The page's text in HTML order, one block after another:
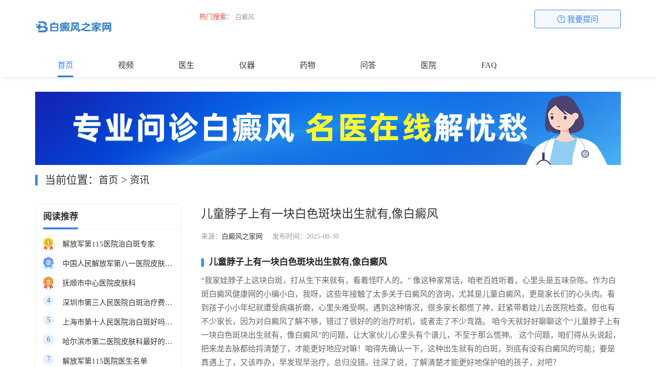
热门搜索： 白癜风 我要提问
首页 视频 医生 仪器 药物 问答 医院 FAQ
当前位置： 首页 > 资讯
阅读推荐
解放军第115医院治白斑专家
中国人民解放军第八一医院皮肤科最好的医生
抚顺市中心医院皮肤科
4 深圳市第三人民医院白斑治疗费用多少
5 上海市第十人民医院治白斑好吗知乎
6 哈尔滨市第二医院皮肤科最好的医生
7 解放军第115医院医生名单
儿童脖子上有一块白色斑块出生就有,像白癜风
来源： 白癜风之家网 发布时间：2025-08-30
儿童脖子上有一块白色斑块出生就有,像白癜风
“我家娃脖子上这块白斑，打从生下来就有，看着怪吓人的。” 像这种家常话，咱老百姓听着，心里头是五味杂陈。作为白
斑白癜风健康网的小编小白，我呀，这些年接触了太多关于白癜风的咨询，尤其是儿童白癜风，更是家长们的心头肉。看
到孩子小小年纪就遭受病痛折磨，心里头难受啊。遇到这种情况，很多家长都慌了神，赶紧带着娃儿去医院检查。但也有
不少家长，因为对白癜风了解不够，错过了很好的的治疗时机，或者走了不少弯路。 咱今天就好好聊聊这个“儿童脖子上有
一块白色斑块出生就有，像白癜风”的问题，让大家伙儿心里头有个谱儿，不至于那么慌神。 这个问题，咱们得从头说起，
把来龙去脉都给捋清楚了，才能更好地应对嘛！咱得先确认一下，这种出生就有的白斑，到底有没有白癜风的可能；要是
真遇上了，又该咋办，早发现早治疗，总归没错。往深了说，了解清楚才能更好地保护咱的孩子，对吧？